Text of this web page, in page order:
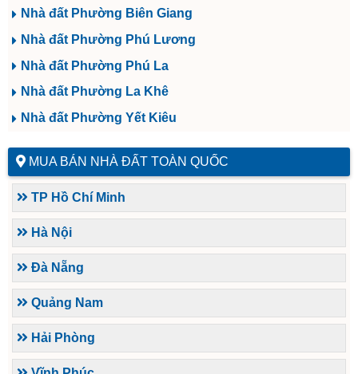
Nhà đất Phường Biên Giang
Nhà đất Phường Phú Lương
Nhà đất Phường Phú La
Nhà đất Phường La Khê
Nhà đất Phường Yết Kiêu
MUA BÁN NHÀ ĐẤT TOÀN QUỐC
TP Hồ Chí Minh
Hà Nội
Đà Nẵng
Quảng Nam
Hải Phòng